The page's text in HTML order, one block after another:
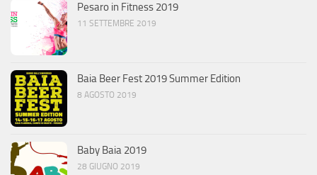
Pesaro in Fitness 2019
11 SETTEMBRE 2019
Baia Beer Fest 2019 Summer Edition
8 AGOSTO 2019
Baby Baia 2019
28 GIUGNO 2019